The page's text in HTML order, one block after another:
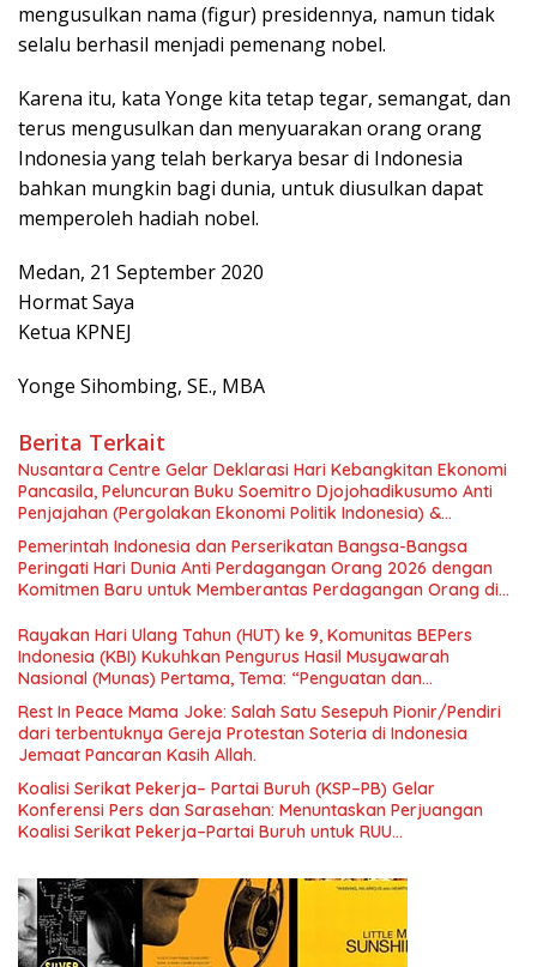
mengusulkan nama (figur) presidennya, namun tidak
selalu berhasil menjadi pemenang nobel.
Karena itu, kata Yonge kita tetap tegar, semangat, dan
terus mengusulkan dan menyuarakan orang orang
Indonesia yang telah berkarya besar di Indonesia
bahkan mungkin bagi dunia, untuk diusulkan dapat
memperoleh hadiah nobel.
Medan, 21 September 2020
Hormat Saya
Ketua KPNEJ
Yonge Sihombing, SE., MBA
Berita Terkait
Nusantara Centre Gelar Deklarasi Hari Kebangkitan Ekonomi
Pancasila, Peluncuran Buku Soemitro Djojohadikusumo Anti
Penjajahan (Pergolakan Ekonomi Politik Indonesia) &
Simposium Nasional “Urgensi Undang-Undang Perekonomian
Nasional dan Kesejahteraan Sosial dalam Menata Bangsa
Menuju Indonesia Emas 2045”,
Pemerintah Indonesia dan Perserikatan Bangsa-Bangsa
Peringati Hari Dunia Anti Perdagangan Orang 2026 dengan
Komitmen Baru untuk Memberantas Perdagangan Orang di
Rayakan Hari Ulang Tahun (HUT) ke 9, Komunitas BEPers
Indonesia (KBI) Kukuhkan Pengurus Hasil Musyawarah
Nasional (Munas) Pertama, Tema: “Penguatan dan
Pengembangan Organisasi KBI yang Berbasis Riset di seluruh
Indonesia dan Mancanegara”.
Rest In Peace Mama Joke: Salah Satu Sesepuh Pionir/Pendiri
dari terbentuknya Gereja Protestan Soteria di Indonesia
Jemaat Pancaran Kasih Allah.
Koalisi Serikat Pekerja– Partai Buruh (KSP–PB) Gelar
Konferensi Pers dan Sarasehan: Menuntaskan Perjuangan
Koalisi Serikat Pekerja–Partai Buruh untuk RUU